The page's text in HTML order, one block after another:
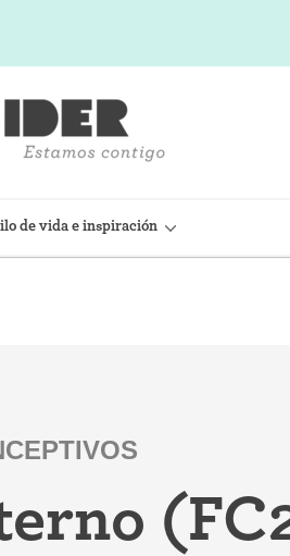
Coitus interruptus (Método del
retiro)
de vida e inspiración